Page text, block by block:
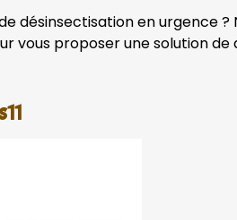
désinsectisation en urgence
vous proposer une solution